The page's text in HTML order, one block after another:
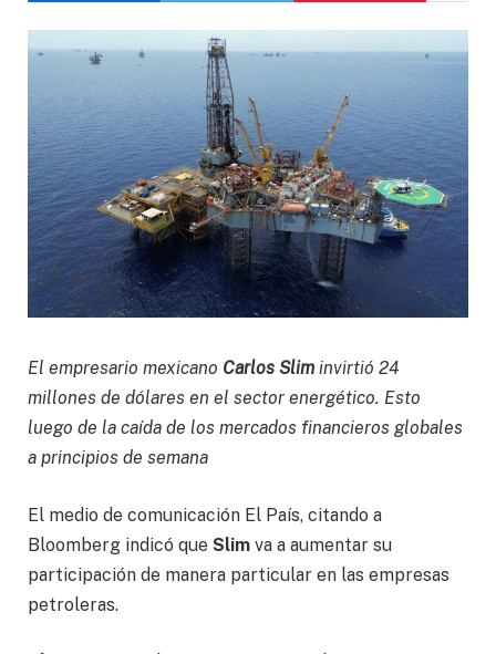
El empresario mexicano Carlos Slim invirtió 24
millones de dólares en el sector energético. Esto
luego de la caída de los mercados financieros globales
a principios de semana
El medio de comunicación El País, citando a
Bloomberg indicó que Slim va a aumentar su
participación de manera particular en las empresas
petroleras.